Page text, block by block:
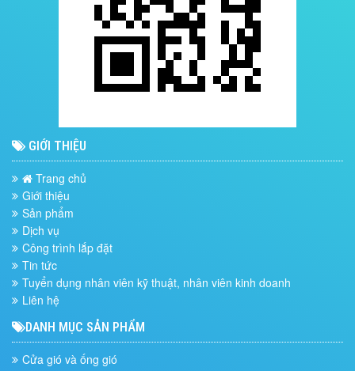
GIỚI THIỆU
Trang chủ
Giới thiệu
Sản phẩm
Dịch vụ
Công trình lắp đặt
Tin tức
Tuyển dụng nhân viên kỹ thuật, nhân viên kinh doanh
Liên hệ
DANH MỤC SẢN PHẨM
Cửa gió và ống gió